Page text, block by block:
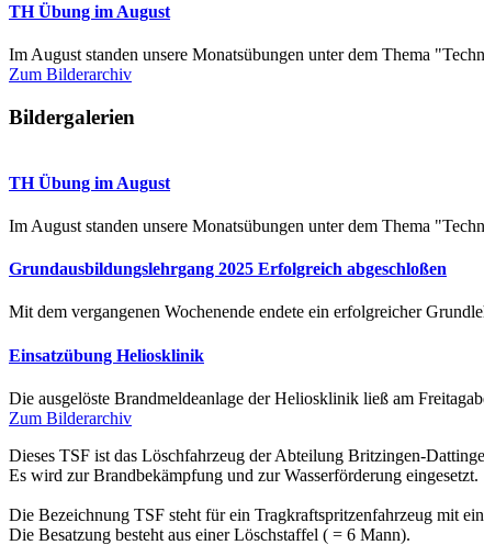
TH Übung im August
Im August standen unsere Monatsübungen unter dem Thema
Zum Bilderarchiv
Bildergalerien
TH Übung im August
Im August standen unsere Monatsübungen unter dem Thema
Grundausbildungslehrgang 2025 Erfolgreich abgeschloßen
Mit dem vergangenen Wochenende endete ein erfolgreicher
Einsatzübung Heliosklinik
Die ausgelöste Brandmeldeanlage der Heliosklinik ließ am
Zum Bilderarchiv
Dieses TSF ist das Löschfahrzeug der Abteilung Britzingen-
Es wird zur Brandbekämpfung und zur Wasserförderung eingesetzt.
Die Bezeichnung TSF steht für ein Tragkraftspritzenfahrzeug mit
Die Besatzung besteht aus einer Löschstaffel ( = 6 Mann).